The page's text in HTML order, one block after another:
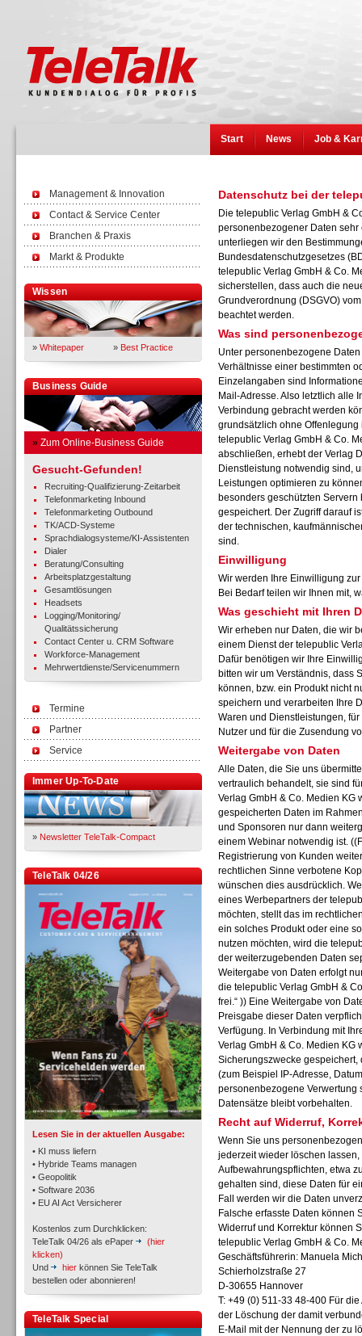
Start News Job &
Management & Innovation
Contact & Service Center
Branchen & Praxis
Markt & Produkte
Wissen
» Whitepaper » Best Practice
Business Guide
» Zum Online-Business Guide
Gesucht-Gefunden!
Recruiting-Qualifizierung-Zeitarbeit
Telefonmarketing Inbound
Telefonmarketing Outbound
TK/ACD-Systeme
Sprachdialogsysteme/KI-Assistenten
Dialer
Beratung/Consulting
Arbeitsplatzgestaltung
Gesamtlösungen
Headsets
Logging/Monitoring/
Qualitätssicherung
Contact Center u. CRM Software
Workforce-Management
Mehrwertdienste/Servicenummern
Termine
Partner
Service
Immer Up-To-Date
» Newsletter TeleTalk-Compact
TeleTalk 04/26
Lesen Sie in der aktuellen Ausgabe:
• KI muss liefern
• Hybride Teams managen
• Geopolitik
• Software 2036
• EU AI Act Versicherer
Kostenlos zum Durchklicken:
TeleTalk 04/26 als ePaper
(hier
klicken)
Und
hier können Sie TeleTalk
bestellen oder abonnieren!
TeleTalk Special
TK- und ACD-Systeme
Workforce-Management
Personal
Datenschutz bei der
Die telepublic Verlag GmbH &
personenbezogener Daten
unterliegen wir den
Bundesdatenschutzgesetzes
telepublic Verlag GmbH & Co.
sicherstellen, dass auch die
Grundverordnung (DSGVO)
beachtet werden.
Was sind
Unter personenbezogene
Verhältnisse einer bestimmten
Einzelangaben sind
Mail-Adresse. Also letztlich alle
Verbindung gebracht werden
grundsätzlich ohne
telepublic Verlag GmbH & Co.
abschließen, erhebt der Verlag
Dienstleistung notwendig sind,
Leistungen optimieren zu
besonders geschützten
gespeichert. Der Zugriff darauf
der technischen,
sind.
Einwilligung
Wir werden Ihre Einwilligung
Bei Bedarf teilen wir Ihnen mit,
Was geschieht mit Ihren
Wir erheben nur Daten, die wir
einem Dienst der telepublic
Dafür benötigen wir Ihre
bitten wir um Verständnis, dass
können, bzw. ein Produkt nicht
speichern und verarbeiten Ihre
Waren und Dienstleistungen,
Nutzer und für die Zusendung
Weitergabe von Daten
Alle Daten, die Sie uns
vertraulich behandelt, sie sind
Verlag GmbH & Co. Medien KG
gespeicherten Daten im
und Sponsoren nur dann
einem Webinar notwendig ist.
Registrierung von Kunden
rechtlichen Sinne verbotene
wünschen dies ausdrücklich.
eines Werbepartners der
möchten, stellt das im
ein solches Produkt oder eine
nutzen möchten, wird die
der weiterzugebenden Daten
Weitergabe von Daten erfolgt
die telepublic Verlag GmbH &
frei.“ )) Eine Weitergabe von
Preisgabe dieser Daten
Verfügung. In Verbindung mit
Verlag GmbH & Co. Medien KG
Sicherungszwecke
(zum Beispiel IP-Adresse,
personenbezogene Verwertung
Datensätze bleibt vorbehalten.
Recht auf Widerruf,
Wenn Sie uns
jederzeit wieder löschen
Aufbewahrungspflichten, etwa
gehalten sind, diese Daten für
Fall werden wir die Daten
Falsche erfasste Daten können
Widerruf und Korrektur können
telepublic Verlag GmbH & Co.
Geschäftsführerin: Manuela
Schierholzstraße 27
D-30655 Hannover
T: +49 (0) 511-33 48-400 Für
der Löschung der damit
E-Mail mit der Nennung der zu